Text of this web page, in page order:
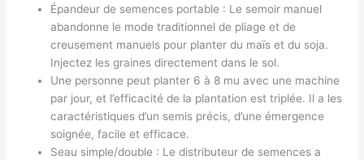
Épandeur de semences portable : Le semoir manuel
abandonne le mode traditionnel de pliage et de
creusement manuels pour planter du maïs et du soja.
Injectez les graines directement dans le sol.
Une personne peut planter 6 à 8 mu avec une machine
par jour, et l’efficacité de la plantation est triplée. Il a les
caractéristiques d’un semis précis, d’une émergence
soignée, facile et efficace.
Seau simple/double : Le distributeur de semences a